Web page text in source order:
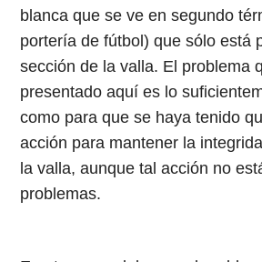
blanca que se ve en segundo
portería de fútbol) que sólo está
sección de la valla. El problema
presentado aquí es lo
como para que se haya tenido
acción para mantener la
la valla, aunque tal acción no
problemas.